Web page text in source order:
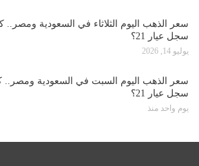
سعر الذهب اليوم الثلاثاء في السعودية ومصر..
سجل عيار 21؟
يوليو 14, 2026
سعر الذهب اليوم السبت في السعودية ومصر..
سجل عيار 21؟
يوم واحد منذ